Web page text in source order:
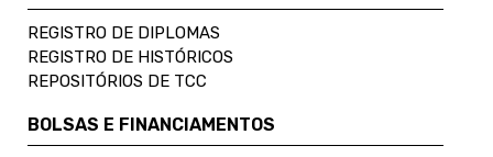
REGISTRO DE DIPLOMAS
REGISTRO DE HISTÓRICOS
REPOSITÓRIOS DE TCC
BOLSAS E FINANCIAMENTOS